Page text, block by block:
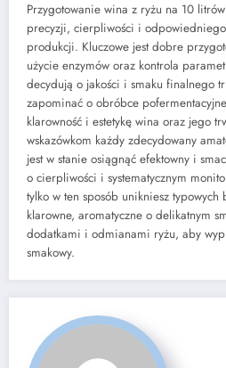
Przygotowanie wina z ryżu na 10
precyzji, cierpliwości i
produkcji. Kluczowe jest dobre
użycie enzymów oraz kontrola
decydują o jakości i smaku finalnego
zapominać o obróbce
klarowność i estetykę wina oraz jego
wskazówkom każdy zdecydowany
jest w stanie osiągnąć efektowny i
o cierpliwości i systematycznym
tylko w ten sposób unikniesz typowych
klarowne, aromatyczne o delikatnym
dodatkami i odmianami ryżu, aby
smakowy.